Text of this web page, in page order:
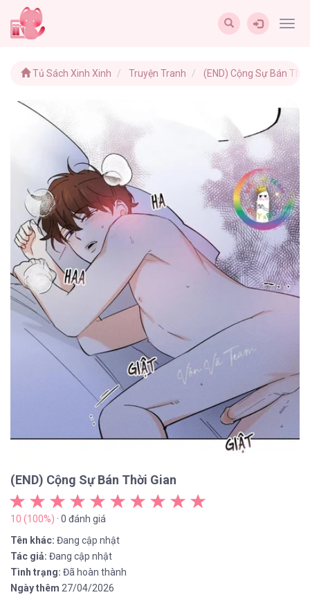
Tủ Sách Xinh Xinh Truyện Tranh (END) Cộng Sự Bán Thời
(END) Cộng Sự Bán Thời Gian
10 (100%) · 0 đánh giá
Tên khác: Đang cập nhật
Tác giả: Đang cập nhật
Tình trạng: Đã hoàn thành
Ngày thêm 27/04/2026